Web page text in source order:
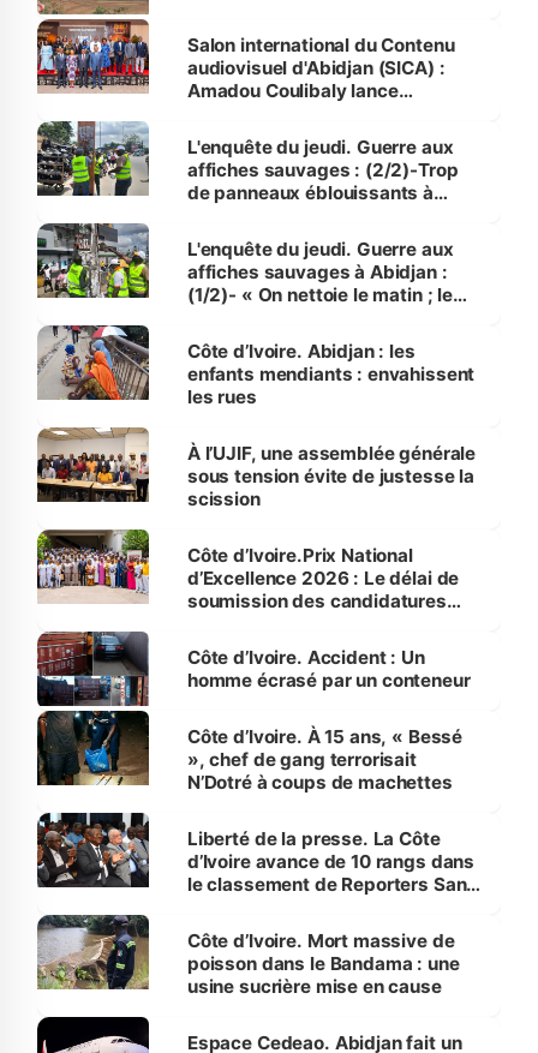
Salon international du Contenu
audiovisuel d'Abidjan (SICA) :
Amadou Coulibaly lance
L'enquête du jeudi. Guerre aux
affiches sauvages : (2/2)-Trop
de panneaux éblouissants à
L'enquête du jeudi. Guerre aux
affiches sauvages à Abidjan :
(1/2)- « On nettoie le matin ; le
Côte d’Ivoire. Abidjan : les
enfants mendiants : envahissent
les rues
À l’UJIF, une assemblée générale
sous tension évite de justesse la
scission
Côte d’Ivoire.Prix National
d’Excellence 2026 : Le délai de
soumission des candidatures
Côte d’Ivoire. Accident : Un
homme écrasé par un conteneur
Côte d’Ivoire. À 15 ans, « Bessé
», chef de gang terrorisait
N’Dotré à coups de machettes
Liberté de la presse. La Côte
d’Ivoire avance de 10 rangs dans
le classement de Reporters Sans
Côte d’Ivoire. Mort massive de
poisson dans le Bandama : une
usine sucrière mise en cause
Espace Cedeao. Abidjan fait un